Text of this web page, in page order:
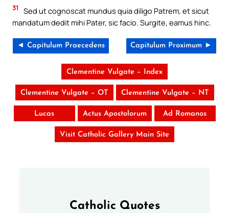
31
Sed ut cognoscat mundus quia diligo Patrem, et sicut
mandatum dedit mihi Pater, sic facio. Surgite, eamus hinc.
◄ Capitulum Praecedens Capitulum Proximum ►
Clementine Vulgate – Index
Clementine Vulgate – OT Clementine Vulgate – NT
Lucas Actus Apostolorum Ad Romanos
Visit Catholic Gallery Main Site
Catholic Quotes